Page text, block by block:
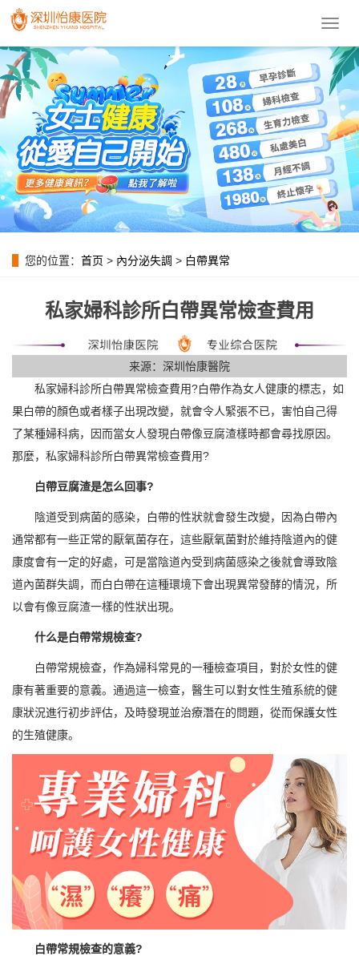
導
菜
單
您的位置： 首页 > 內分泌失調 > 白帶異常
私家婦科診所白帶異常檢查費用
来源：深圳怡康醫院
私家婦科診所白帶異常檢查費用?白帶作為女人健康的標志，如
果白帶的顏色或者樣子出現改變，就會令人緊張不已，害怕自己得
了某種婦科病，因而當女人發現白帶像豆腐渣樣時都會尋找原因。
那麼，私家婦科診所白帶異常檢查費用?
白帶豆腐渣是怎么回事?
陰道受到病菌的感染，白帶的性狀就會發生改變，因為白帶內
通常都有一些正常的厭氧菌存在，這些厭氧菌對於維持陰道內的健
康度會有一定的好處，可是當陰道內受到病菌感染之後就會導致陰
道內菌群失調，而白白帶在這種環境下會出現異常發酵的情況，所
以會有像豆腐渣一樣的性狀出現。
什么是白帶常規檢查?
白帶常規檢查，作為婦科常見的一種檢查項目，對於女性的健
康有著重要的意義。通過這一檢查，醫生可以對女性生殖系統的健
康狀況進行初步評估，及時發現並治療潛在的問題，從而保護女性
的生殖健康。
白帶常規檢查的意義?